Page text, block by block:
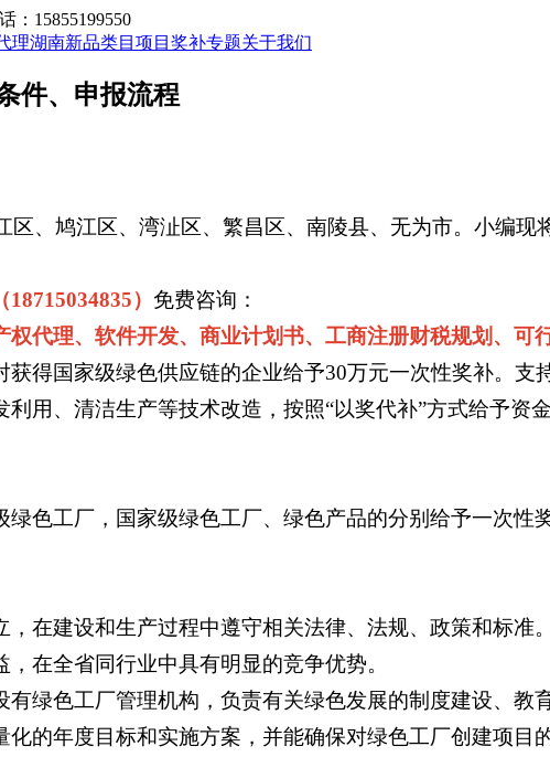
：15855199550
理湖南新品类目 项目奖补专题关于我们
件、申报流程
区、鸠江区、湾沚区、繁昌区、南陵县、无为市。小编
（18715034835） 免费咨询：
权代理、软件开发、商业计划书、工商注册财税规划、可
得国家级绿色供应链的企业给予30万元一次性奖补。支
用、清洁生产等技术改造，按照“以奖代补”方式给予资
色工厂，国家级绿色工厂、绿色产品的分别给予一次性
在建设和生产过程中遵守相关法律、法规、政策和标准。
在全省同行业中具有明显的竞争优势。
有绿色工厂管理机构，负责有关绿色发展的制度建设、教
的年度目标和实施方案，并能确保对绿色工厂创建项目